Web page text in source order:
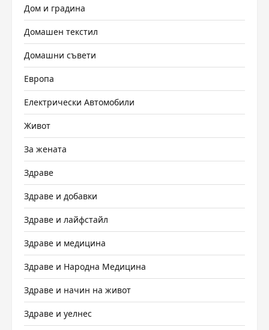
Дом и градина
Домашен текстил
Домашни съвети
Европа
Електрически Автомобили
Живот
За жената
Здраве
Здраве и добавки
Здраве и лайфстайл
Здраве и медицина
Здраве и Народна Медицина
Здраве и начин на живот
Здраве и уелнес